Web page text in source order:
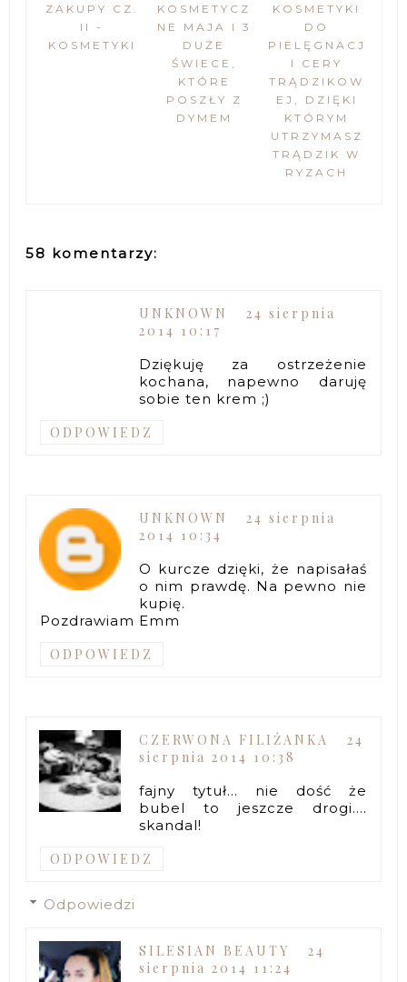
ZAKUPY CZ.
II -
KOSMETYKI
KOSMETYCZ
NE MAJA I 3
DUŻE
ŚWIECE,
KTÓRE
POSZŁY Z
DYMEM
KOSMETYKI
DO
PIELĘGNACJ
I CERY
TRĄDZIKOW
EJ, DZIĘKI
KTÓRYM
UTRZYMASZ
TRĄDZIK W
RYZACH
58 komentarzy:
UNKNOWN
24 sierpnia
2014 10:17
Dziękuję za ostrzeżenie
kochana, napewno daruję
sobie ten krem ;)
ODPOWIEDZ
UNKNOWN
24 sierpnia
2014 10:34
O kurcze dzięki, że napisałaś
o nim prawdę. Na pewno nie
kupię.
Pozdrawiam Emm
ODPOWIEDZ
CZERWONA FILIŻANKA
24
sierpnia 2014 10:38
fajny tytuł... nie dość że
bubel to jeszcze drogi....
skandal!
ODPOWIEDZ
Odpowiedzi
SILESIAN BEAUTY
24
sierpnia 2014 11:24